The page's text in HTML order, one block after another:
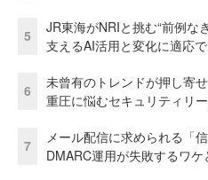
5
JR東海がNRIと挑む“前例
支えるAI活用と変化に適応
6
未曾有のトレンドが押し寄
重圧に悩むセキュリティリ
7
メール配信に求められる「
DMARC運用が失敗するワ